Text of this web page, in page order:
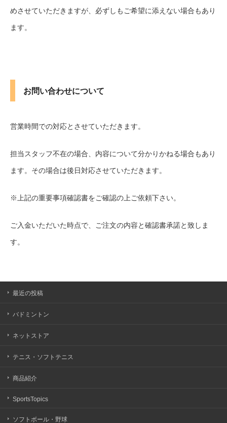
めさせていただきますが、必ずしもご希望に添えない場合もあり
ます。
お問い合わせについて
営業時間での対応とさせていただきます。
担当スタッフ不在の場合、内容について分かりかねる場合もあり
ます。その場合は後日対応させていただきます。
※上記の重要事項確認書をご確認の上ご依頼下さい。
ご入金いただいた時点で、ご注文の内容と確認書承諾と致しま
す。
最近の投稿
バドミントン
ネットストア
テニス・ソフトテニス
商品紹介
SportsTopics
ソフトボール・野球